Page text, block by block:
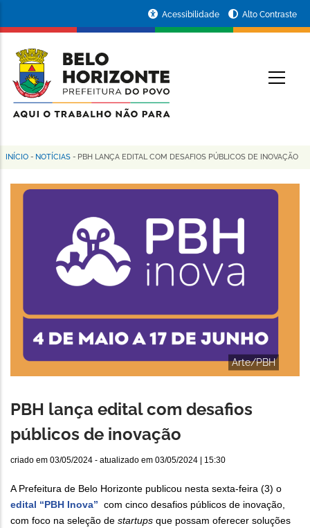
conteúdo
principal
da
Prefeitura
de
Horizonte
Acessibilidade Alto Contraste
Trilha
de
navegação
INÍCIO - NOTÍCIAS - PBH LANÇA EDITAL COM DESAFIOS PÚBLICOS DE INOVAÇÃO
Arte/PBH
PBH lança edital com desafios
públicos de inovação
criado em 03/05/2024 - atualizado em 03/05/2024 | 15:30
A Prefeitura de Belo Horizonte publicou nesta sexta-feira (3) o
edital “PBH Inova” com cinco desafios públicos de inovação,
com foco na seleção de startups que possam oferecer soluções